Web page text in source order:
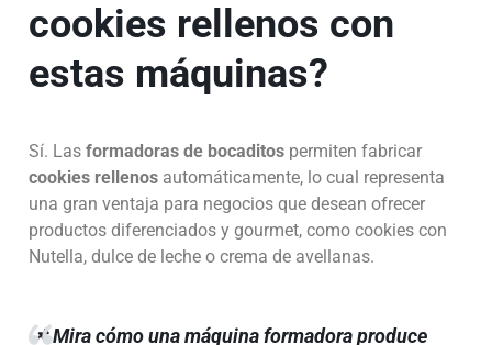
cookies rellenos con
estas máquinas?
Sí. Las formadoras de bocaditos permiten fabricar
cookies rellenos automáticamente, lo cual representa
una gran ventaja para negocios que desean ofrecer
productos diferenciados y gourmet, como cookies con
Nutella, dulce de leche o crema de avellanas.
📌Mira cómo una máquina formadora produce